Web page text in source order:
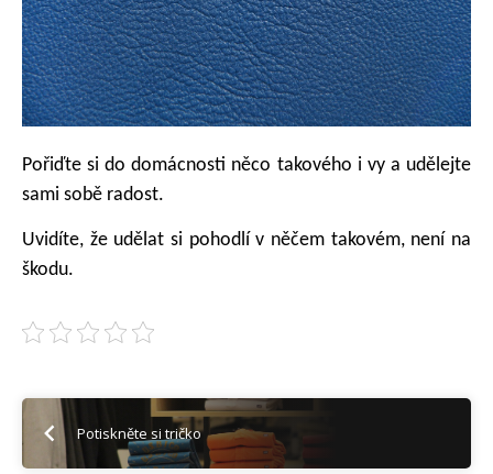
Pořiďte si do domácnosti něco takového i vy a udělejte
sami sobě radost.
Uvidíte, že udělat si pohodlí v něčem takovém, není na
škodu.
Potiskněte si tričko